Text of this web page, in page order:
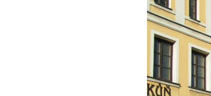
Dům čp. 105/10 na Lužickém náměstí v
Dům čp. 103/8 na Lužickém náměstí v
Dům čp. 101/6 na Lužickém náměstí v